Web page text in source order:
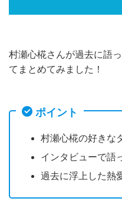
村瀬心椛さんが過去に語
てまとめてみました！
ポイント
村瀬心椛の好きな
インタビューで語
過去に浮上した熱